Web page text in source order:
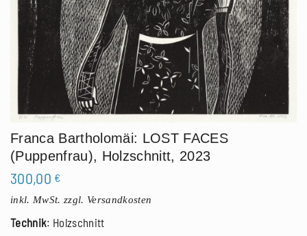
Franca Bartholomäi: LOST FACES
(Puppenfrau), Holzschnitt, 2023
300,00 €
inkl. MwSt. zzgl. Versandkosten
Technik: Holzschnitt